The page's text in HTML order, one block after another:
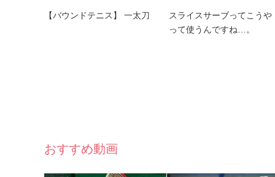
【バウンドテニス】 一太刀
スライスサーブってこうや
って使うんですね…。
おすすめ動画